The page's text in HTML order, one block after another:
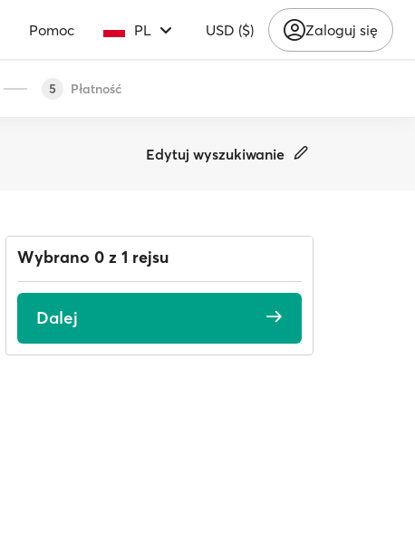
Pomoc PL USD ($) Zaloguj się
5 Płatność
Edytuj wyszukiwanie
Wybrano 0 z 1 rejsu
Dalej